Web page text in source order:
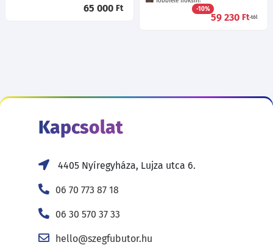
-10%
59 230 Ft-tól
65 000 Ft
Kapcsolat
4405 Nyíregyháza, Lujza utca 6.
06 70 773 87 18
06 30 570 37 33
hello@szegfubutor.hu